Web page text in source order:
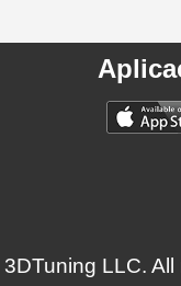
LLC. All